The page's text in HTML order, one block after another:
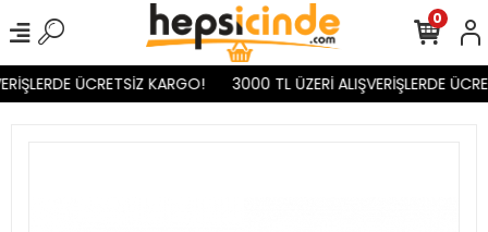
ÜCRETSİZ KARGO! 3000 TL ÜZERİ ALIŞVERİŞLERDE
0